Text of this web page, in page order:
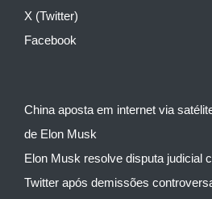
X (Twitter)
Facebook
China aposta em internet via
de Elon Musk
Elon Musk resolve disputa judicial
Twitter após demissões